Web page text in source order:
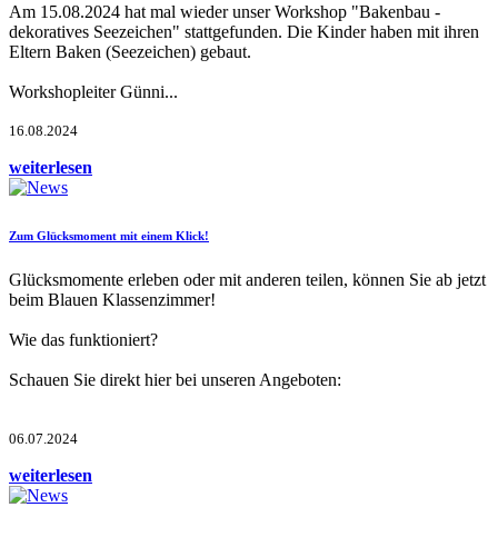
Am 15.08.2024 hat mal wieder unser Workshop "Bakenbau -
dekoratives Seezeichen" stattgefunden. Die Kinder haben mit ihren
Eltern Baken (Seezeichen) gebaut.
Workshopleiter Günni...
16.08.2024
weiterlesen
Zum Glücksmoment mit einem Klick!
Glücksmomente erleben oder mit anderen teilen, können Sie ab jetzt
beim Blauen Klassenzimmer!
Wie das funktioniert?
Schauen Sie direkt hier bei unseren Angeboten:
06.07.2024
weiterlesen